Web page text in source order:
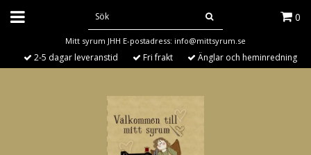
0
Mitt syrum JHH E-postadress: info@mittsyrum.se
2-5 dagar leveranstid Fri frakt Änglar och heminredning